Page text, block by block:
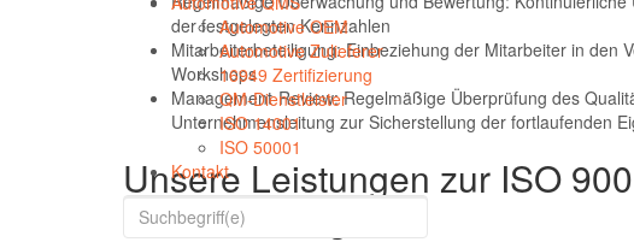
Automotive OEM
Automotive Zulieferer
16949 Zertifizierung
QM-Dienstleister
ISO 14001
ISO 50001
Kontakt
der festgelegten Kennzahlen
Mitarbeiterbeteiligung: Einbeziehung der Mitarbeiter in den
Workshops
Management-Review: Regelmäßige Überprüfung des
Unternehmensleitung zur Sicherstellung der fortlaufenden
Unsere Leistungen zur ISO
Verbesserung